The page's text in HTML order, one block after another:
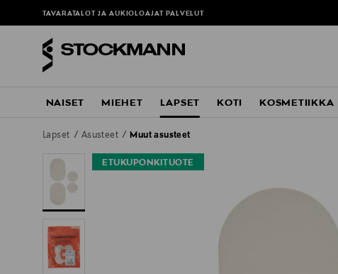
TAVARATALOT JA AUKIOLOAJAT PALVELUT
NAISET MIEHET LAPSET KOTI KOSMETIIKKA
Lapset Asusteet Muut asusteet
ETUKUPONKITUOTE